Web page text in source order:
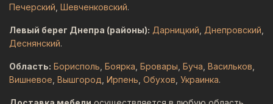
Печерский Шевченковский.
Левый берег Днепра (районы): Дарницкий Днепровский
Деснянский.
Область: Борисполь Боярка Бровары Буча Васильков
Вишневое Вышгород Ирпень Обухов Украинка.